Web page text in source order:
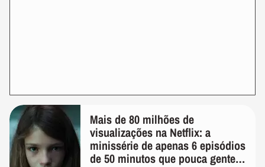
Mais de 80 milhões de
visualizações na Netflix: a
minissérie de apenas 6 episódios
de 50 minutos que pouca gente